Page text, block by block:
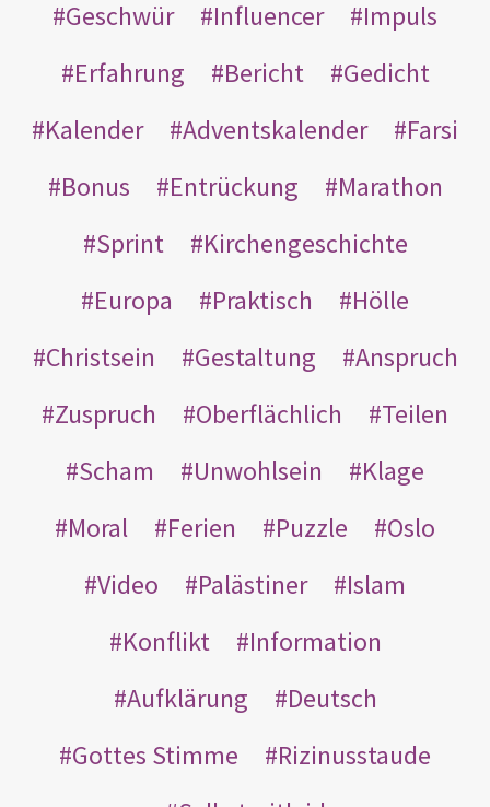
Geschwür
Influencer
Impuls
Erfahrung
Bericht
Gedicht
Kalender
Adventskalender
Farsi
Bonus
Entrückung
Marathon
Sprint
Kirchengeschichte
Europa
Praktisch
Hölle
Christsein
Gestaltung
Anspruch
Zuspruch
Oberflächlich
Teilen
Scham
Unwohlsein
Klage
Moral
Ferien Puzzle
Oslo
Video
Palästiner
Islam
Konflikt
Information
Aufklärung
Deutsch
Gottes Stimme
Rizinusstaude